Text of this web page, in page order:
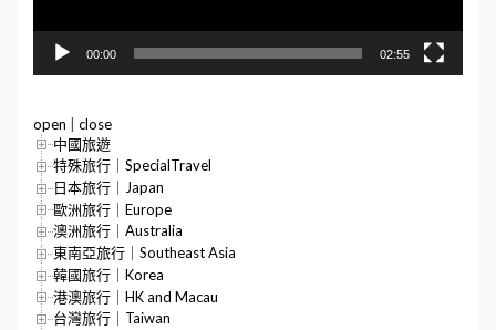
00:00 02:55
open
close
中國旅遊
特殊旅行｜SpecialTravel
日本旅行｜Japan
歐洲旅行｜Europe
澳洲旅行｜Australia
東南亞旅行｜Southeast Asia
韓國旅行｜Korea
港澳旅行｜HK and Macau
台灣旅行｜Taiwan